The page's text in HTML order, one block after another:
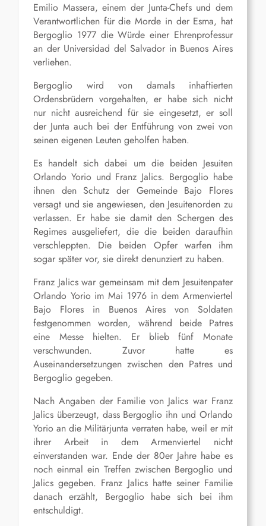
Emilio Massera, einem der Junta-Chefs und dem
Verantwortlichen für die Morde in der Esma, hat
Bergoglio 1977 die Würde einer Ehrenprofessur
an der Universidad del Salvador in Buenos Aires
verliehen.
Bergoglio wird von damals inhaftierten
Ordensbrüdern vorgehalten, er habe sich nicht
nur nicht ausreichend für sie eingesetzt, er soll
der Junta auch bei der Entführung von zwei von
seinen eigenen Leuten geholfen haben.
Es handelt sich dabei um die beiden Jesuiten
Orlando Yorio und Franz Jalics. Bergoglio habe
ihnen den Schutz der Gemeinde Bajo Flores
versagt und sie angewiesen, den Jesuitenorden zu
verlassen. Er habe sie damit den Schergen des
Regimes ausgeliefert, die die beiden daraufhin
verschleppten. Die beiden Opfer warfen ihm
sogar später vor, sie direkt denunziert zu haben.
Franz Jalics war gemeinsam mit dem Jesuitenpater
Orlando Yorio im Mai 1976 in dem Armenviertel
Bajo Flores in Buenos Aires von Soldaten
festgenommen worden, während beide Patres
eine Messe hielten. Er blieb fünf Monate
verschwunden. Zuvor hatte es
Auseinandersetzungen zwischen den Patres und
Bergoglio gegeben.
Nach Angaben der Familie von Jalics war Franz
Jalics überzeugt, dass Bergoglio ihn und Orlando
Yorio an die Militärjunta verraten habe, weil er mit
ihrer Arbeit in dem Armenviertel nicht
einverstanden war. Ende der 80er Jahre habe es
noch einmal ein Treffen zwischen Bergoglio und
Jalics gegeben. Franz Jalics hatte seiner Familie
danach erzählt, Bergoglio habe sich bei ihm
entschuldigt.